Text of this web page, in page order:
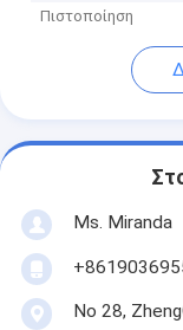
Πιστοποίηση
Ms. Miranda
Νο 28,